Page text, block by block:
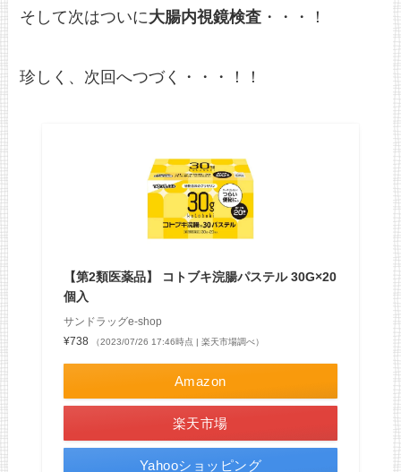
そして次はついに大腸内視鏡検査 ・・・！
珍しく、次回へつづく・・・！！
【第2類医薬品】 コトブキ浣腸パステル 30G×20
個入
サンドラッグe-shop
¥738
（2023/07/26 17:46時点 | 楽天市場調べ）
Amazon
楽天市場
Yahooショッピング